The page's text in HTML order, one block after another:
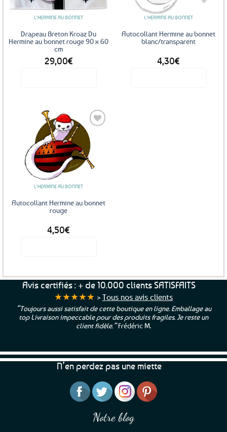
L'HERMINE AU BONNET
Drapeau Breton Kroaz Du
Hermine au bonnet rouge 90 x 60
cm
29,00€
L'HERMINE AU BONNET
Autocollant Hermine au bonnet
blanc/transparent
4,30€
Ajouter
favoris
L'HERMINE AU BONNET
Autocollant Hermine au bonnet
rouge
4,50€
Avis certifiés : + de 10.000 clients SATISFAITS
★★★★★ > Tous nos avis clients
“Toujours aussi satisfait de cette boutique en ligne. Emballage au
top Livraison impeccable pour des produits fragiles. Je reste un
client fidèle.”Frédéric M.
N’en perdez pas une miette
Notre blog